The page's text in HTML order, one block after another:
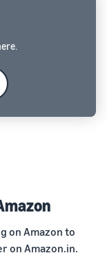
on Amazon to
on Amazon.in.